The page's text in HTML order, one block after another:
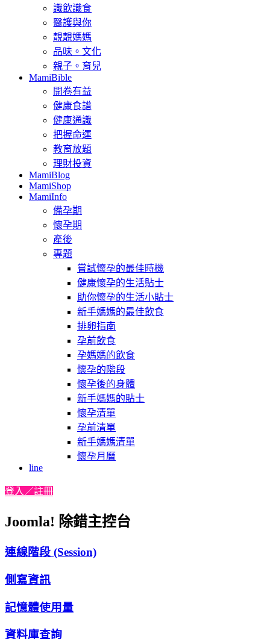
識飲識食
醫護與你
靚靚媽媽
品味。文化
親子。育兒
MamiBible
開卷有益
健康食譜
健康通識
把握命運
教育放題
理財投資
MamiBlog
MamiShop
MamiInfo
備孕期
懷孕期
產後
專題
嘗試懷孕的最佳時機
健康懷孕的生活貼士
助你懷孕的生活小貼士
新手媽媽的最佳飲食
排卵指南
孕前飲食
孕媽媽的飲食
懷孕的階段
懷孕後的身體
新手媽媽的貼士
懷孕清單
孕前清單
新手媽媽清單
懷孕月曆
line
登入／註冊
Joomla! 除錯主控台
連線階段 (Session)
側寫資訊
記憶體使用量
資料庫查詢